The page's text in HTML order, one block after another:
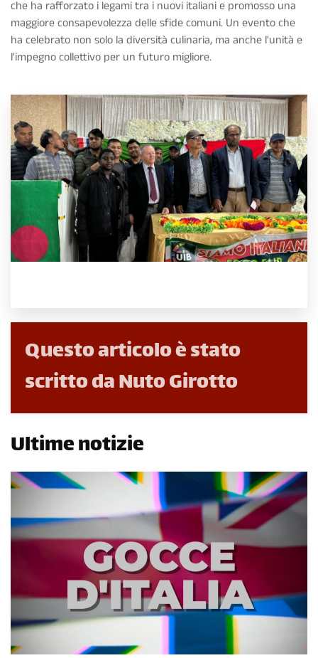
che ha rafforzato i legami tra i nuovi italiani e promosso una
maggiore consapevolezza delle sfide comuni. Un evento che
ha celebrato non solo la diversità culinaria, ma anche l'unità e
l'impegno collettivo per un futuro migliore.
Questo articolo è stato
scritto da Nuto Girotto
Ultime notizie